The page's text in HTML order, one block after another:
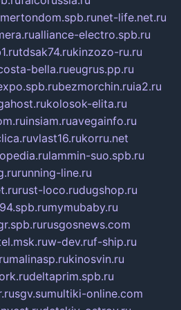
net-life.net.ru
alliance-electro.spb.ru
tdsak74.rukinzozo-ru.ru
bella.rueugrus.pp.ru
bezmorchin.ruia2.ru
kolosok-elita.ru
insiam.ruavegainfo.ru
vlast16.rukorru.net
lammin-suo.spb.ru
running-line.ru
rust-loco.rudugshop.ru
mymubaby.ru
rusgosnews.com
w-dev.ruf-ship.ru
malinasp.rukinosvin.ru
deltaprim.spb.ru
sgv.sumultiki-online.com